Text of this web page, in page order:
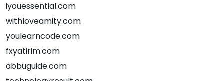
iyouessential.com
withloveamity.com
youlearncode.com
fxyatirim.com
abbuguide.com